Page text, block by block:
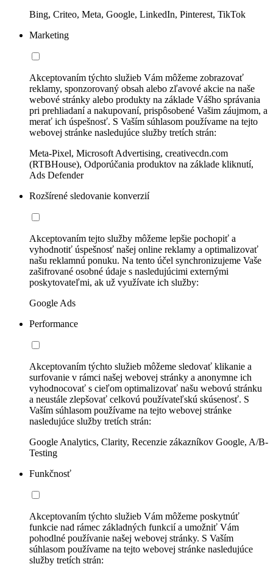
Bing, Criteo, Meta, Google, LinkedIn, Pinterest, TikTok
Marketing
Akceptovaním týchto služieb Vám môžeme zobrazovať
reklamy, sponzorovaný obsah alebo zľavové akcie na naše
webové stránky alebo produkty na základe Vášho správania
pri prehliadaní a nakupovaní, prispôsobené Vašim záujmom, a
merať ich úspešnosť. S Vaším súhlasom používame na tejto
webovej stránke nasledujúce služby tretích strán:
Meta-Pixel, Microsoft Advertising, creativecdn.com
(RTBHouse), Odporúčania produktov na základe kliknutí,
Ads Defender
Rozšírené sledovanie konverzií
Akceptovaním tejto služby môžeme lepšie pochopiť a
vyhodnotiť úspešnosť našej online reklamy a optimalizovať
našu reklamnú ponuku. Na tento účel synchronizujeme Vaše
zašifrované osobné údaje s nasledujúcimi externými
poskytovateľmi, ak už využívate ich služby:
Google Ads
Performance
Akceptovaním týchto služieb môžeme sledovať klikanie a
surfovanie v rámci našej webovej stránky a anonymne ich
vyhodnocovať s cieľom optimalizovať našu webovú stránku
a neustále zlepšovať celkovú používateľskú skúsenosť. S
Vaším súhlasom používame na tejto webovej stránke
nasledujúce služby tretích strán:
Google Analytics, Clarity, Recenzie zákazníkov Google, A/B-
Testing
Funkčnosť
Akceptovaním týchto služieb Vám môžeme poskytnúť
funkcie nad rámec základných funkcií a umožniť Vám
pohodlné používanie našej webovej stránky. S Vaším
súhlasom používame na tejto webovej stránke nasledujúce
služby tretích strán: